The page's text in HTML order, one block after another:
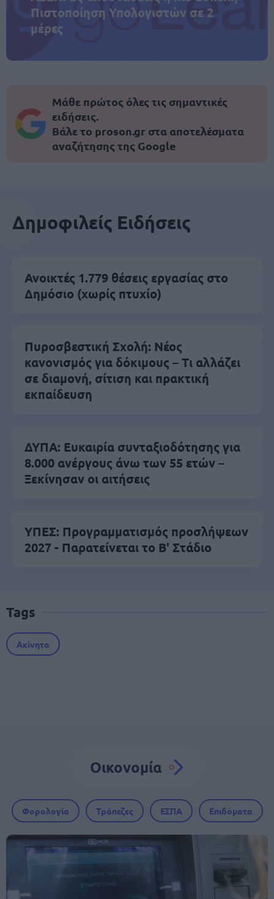
Πιστοποίηση Υπολογιστών σε 2
μέρες
Μάθε πρώτος όλες τις σημαντικές
ειδήσεις.
Βάλε το proson.gr στα αποτελέσματα
αναζήτησης της Google
Δημοφιλείς Ειδήσεις
Ανοικτές 1.779 θέσεις εργασίας στο
Δημόσιο (χωρίς πτυχίο)
Πυροσβεστική Σχολή: Νέος
κανονισμός για δόκιμους – Τι αλλάζει
σε διαμονή, σίτιση και πρακτική
εκπαίδευση
ΔΥΠΑ: Ευκαιρία συνταξιοδότησης για
8.000 ανέργους άνω των 55 ετών –
Ξεκίνησαν οι αιτήσεις
ΥΠΕΣ: Προγραμματισμός προσλήψεων
2027 - Παρατείνεται το Β' Στάδιο
Tags
Ακίνητα
Οικονομία
Φορολογία Τράπεζες ΕΣΠΑ Επιδόματα